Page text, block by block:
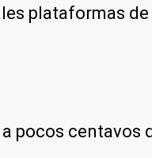
plataformas
pocos centavos